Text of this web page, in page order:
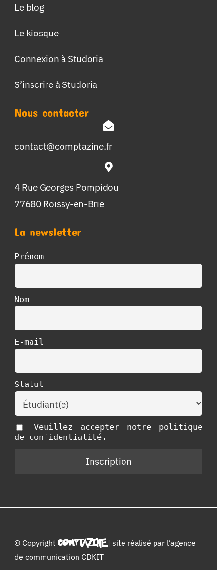
Le blog
Le kiosque
Connexion à Studoria
S’inscrire à Studoria
Nous contacter
contact@comptazine.fr
4 Rue Georges Pompidou
77680 Roissy-en-Brie
La newsletter
Prénom
Nom
E-mail
Statut
Veuillez accepter notre politique
de confidentialité.
© Copyright COMPTAZINE| site réalisé par l’agence
de communication CDKIT